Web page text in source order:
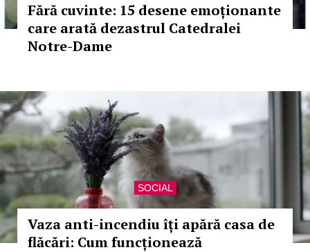
Fără cuvinte: 15 desene emoționante
care arată dezastrul Catedralei
Notre-Dame
SOCIAL
Vaza anti-incendiu îți apără casa de
flăcări: Cum funcționează